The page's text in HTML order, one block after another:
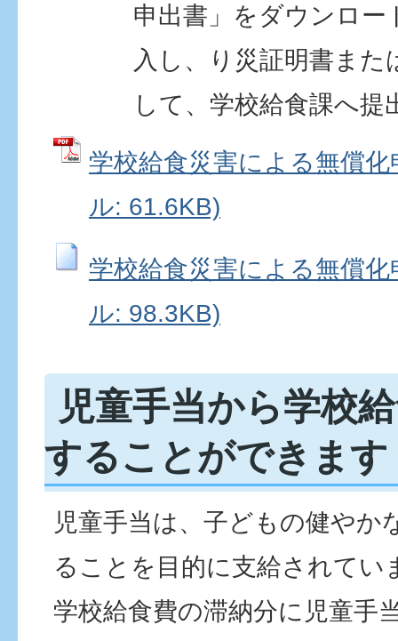
申出書」をダウンロー
入し、り災証明書また
して、学校給食課へ
学校給食災害による無償
ル: 61.6KB)
学校給食災害による無償
ル: 98.3KB)
児童手当から学校
することができます
児童手当は、子どもの健やか
ることを目的に支給されてい
学校給食費の滞納分に児童手